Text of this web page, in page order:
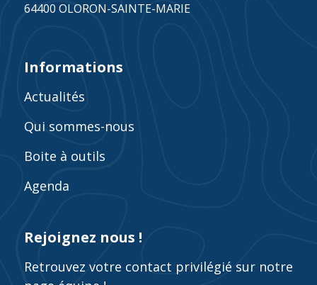
64400 OLORON-SAINTE-MARIE
Informations
Actualités
Qui sommes-nous
Boite à outils
Agenda
Rejoignez nous !
Retrouvez votre contact privilégié sur notre